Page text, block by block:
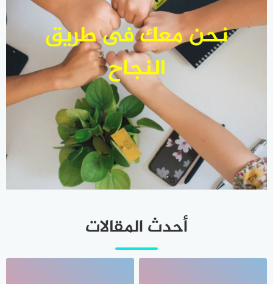
نحن معك فى طريق
النجاح
أحدث المقالات